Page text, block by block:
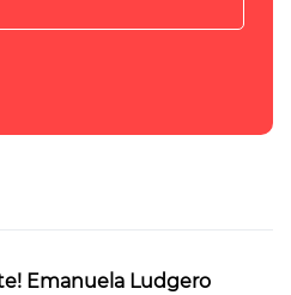
Emanuela Ludgero